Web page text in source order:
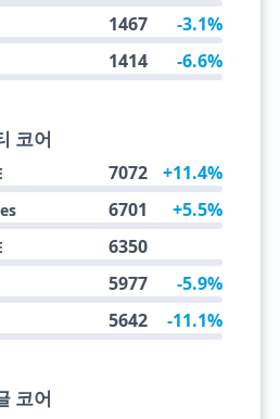
1467 -3.1%
1414 -6.6%
코어
7072 +11.4%
6701 +5.5%
6350
5977 -5.9%
5642 -11.1%
코어